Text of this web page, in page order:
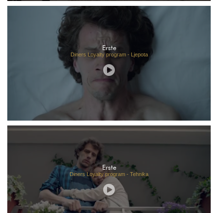
Erste
Diners Loyalty program - Ljepota
Erste
Diners Loyalty program - Tehnika